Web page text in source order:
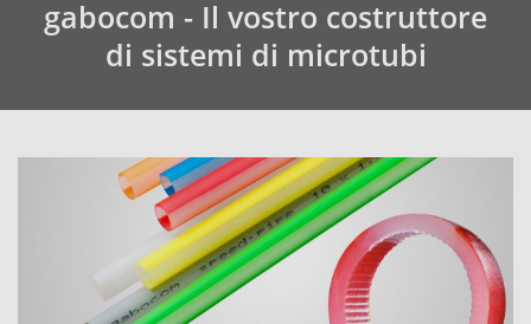
gabocom - Il vostro costruttore
di sistemi di microtubi